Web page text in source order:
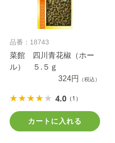
品番：18743
菜館 四川青花椒（ホー
ル） ５.５ｇ
324円
（税込）
4.0 （1）
カートに入れる